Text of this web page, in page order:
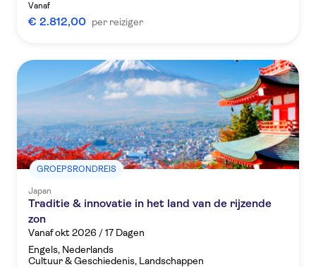
Vanaf
€ 2.812,00 per reiziger
GROEPSRONDREIS
Japan
Traditie & innovatie in het land van de rijzende
zon
Vanaf okt 2026 / 17 Dagen
Engels, Nederlands
Cultuur & Geschiedenis, Landschappen